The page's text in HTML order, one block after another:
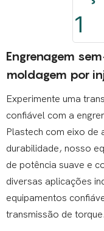
Engrenagem
moldagem por
Experimente uma
confiável com a
Plastech com eixo de
durabilidade, nosso
de potência suave e
diversas aplicações
equipamentos
transmissão de torque.